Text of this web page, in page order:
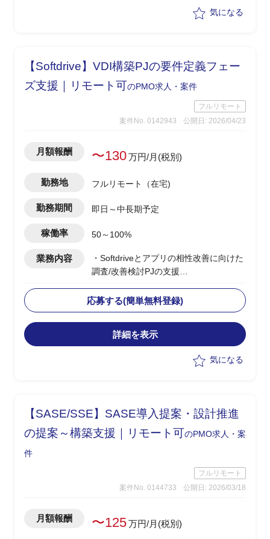
理を行いながらPJ推進を実施
気になる
【Softdrive】VDI構築PJの要件定義フェー
ズ支援｜リモート可のPMO求人・案件
フルリモート
案件No. 0142943
公開日: 2026/04/23
月額報酬 〜130万円/月(税別)
勤務地 フルリモート（在宅)
勤務期間 即日～中長期予定
稼働率 50～100%
業務内容
・Softdriveとアプリの相性改善に向けた
調査/改善検討PJの支援
を踏まえた改善策の検討と要件整理を担
当
・Softdrive領域における技術的な理解を
もとに、各種ステークホルダーとの調整
・手探り状態の中で主導的に改善案を提
応募する(簡単無料登録)
詳細を表示
気になる
【SASE/SSE】SASE導入提案・設計推進
の提案～構築支援｜リモート可のPMO求人・案
件
フルリモート
案件No. 0144733
公開日: 2026/03/18
月額報酬 〜125万円/月(税別)